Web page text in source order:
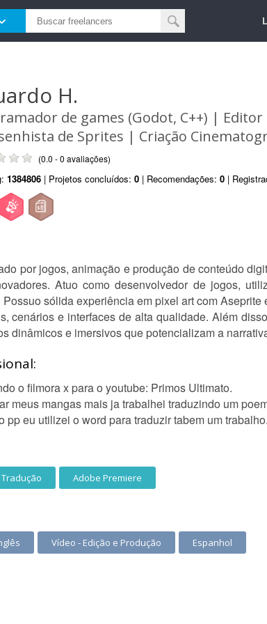
H.
de games (Godot, C++) |
de Sprites | Criação
(0.0 - 0 avaliações)
1384806 | Projetos concluídos: 0 | Recomendações: 0 |
por jogos, animação e produção de conteúdo
Atuo como desenvolvedor de jogos,
sólida experiência em pixel art com
cenários e interfaces de alta qualidade. Além
dinâmicos e imersivos que potencializam a
o filmora x para o youtube: Primos Ultimato.
meus mangas mais ja trabalhei traduzindo um
pp eu utilizei o word para traduzir tabem um trabalho.
Tradução Adobe Premiere
Vídeo - Edição e Produção Espanhol